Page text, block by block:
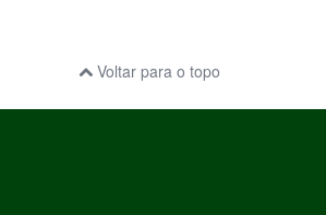
Voltar para o topo